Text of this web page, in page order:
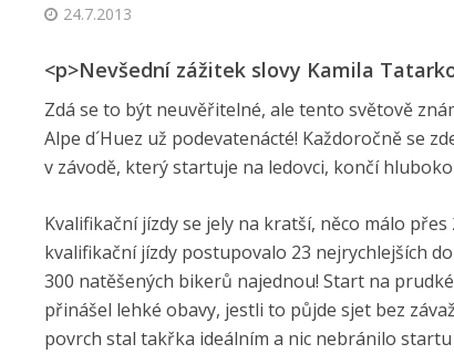
24.7.2013
<p>Nevšední zážitek slovy Kamila
Zdá se to být neuvěřitelné, ale tento světově
Alpe d´Huez už podevatenácté! Každoročně se
v závodě, který startuje na ledovci, končí
Kvalifikační jízdy se jely na kratší, něco málo
kvalifikační jízdy postupovalo 23 nejrychlejších
300 natěšených bikerů najednou! Start na
přinášel lehké obavy, jestli to půjde sjet bez
povrch stal takřka ideálním a nic nebránilo